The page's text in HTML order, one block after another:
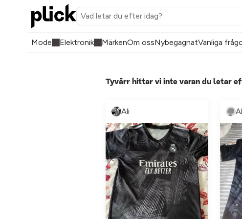
Mode Elektronik MärkenOm ossNybegagnatVanliga
Tyvärr hittar vi inte varan du letar
Ali